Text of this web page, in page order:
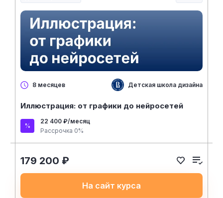
8 месяцев Детская школа дизайна ВШЭ
Иллюстрация: от графики до нейросетей
22 400 ₽/месяц
Рассрочка 0%
179 200 ₽
На сайт курса